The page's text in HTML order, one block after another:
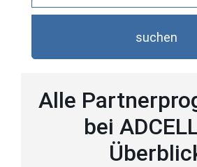
suchen
Alle
bei